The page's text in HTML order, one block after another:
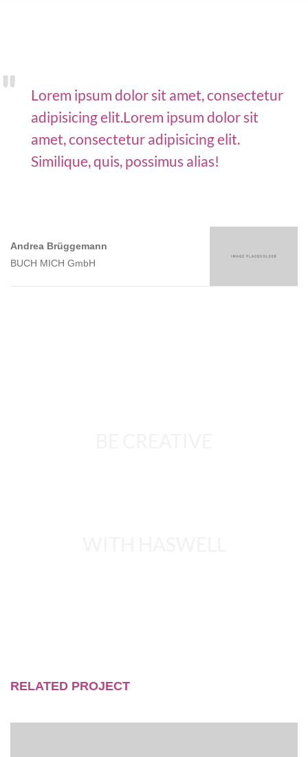
Lorem ipsum dolor sit amet, consectetur
adipisicing elit.Lorem ipsum dolor sit
amet, consectetur adipisicing elit.
Similique, quis, possimus alias!
Andrea Brüggemann
BUCH MICH GmbH
RELATED PROJECT